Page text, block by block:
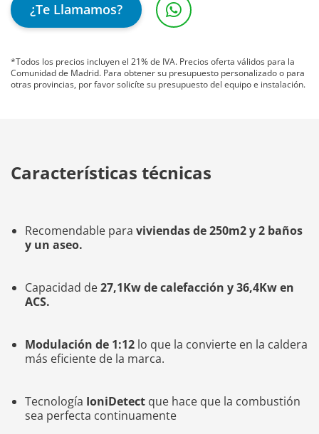
¿Te Llamamos?
*Todos los precios incluyen el 21% de IVA. Precios oferta válidos para la
Comunidad de Madrid. Para obtener su presupuesto personalizado o para
otras provincias, por favor solicíte su presupuesto del equipo e instalación.
Características técnicas
Recomendable para viviendas de 250m2 y 2 baños
y un aseo.
Capacidad de27,1Kw de calefacción y 36,4Kw en
ACS.
Modulación de 1:12lo que la convierte en la caldera
más eficiente de la marca.
Tecnología IoniDetectque hace que la combustión
sea perfecta continuamente